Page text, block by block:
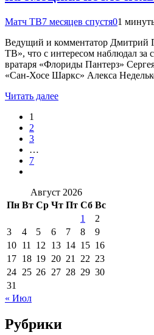
Матч ТВ7 месяцев спустя01
Ведущий и комментатор Дмитрий
ТВ», что с интересом наблюдал за
вратаря «Флориды Пантерз»
«Сан‑Хосе Шаркс» Алекса
Читать далее
1
2
3
…
7
Август 2026
Пн Вт Ср Чт Пт Сб Вс
1
2
3
4 5 6 7 8
9
10 11 12 13 14 15 16
17 18 19 20 21 22 23
24 25 26 27 28 29 30
31
« Июл
Рубрики